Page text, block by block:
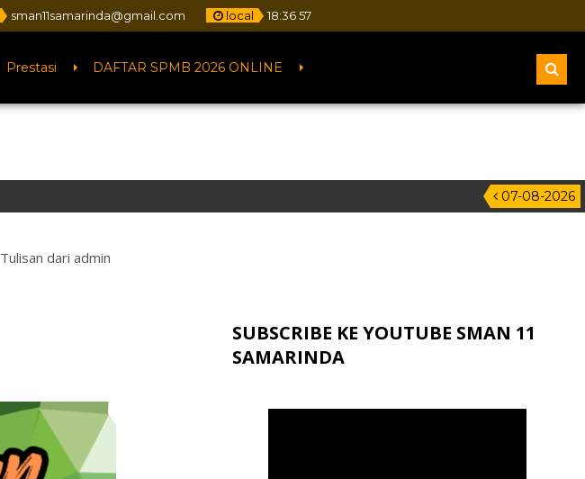
sman11samarinda@gmail.com local 18:36 58
Prestasi DAFTAR SPMB 2026 ONLINE
07-08-2026
Tulisan dari admin
SUBSCRIBE KE YOUTUBE SMAN 11
SAMARINDA